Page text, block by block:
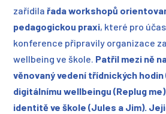
zařídilařadaworkshopů
pedagogickou praxi, které pro
konference připravily organizace
wellbeing ve škole. Patřil mezi ně
věnovaný vedení třídnických hodin
digitálnímu wellbeingu (Replug
identitě ve škole (Jules a Jim).